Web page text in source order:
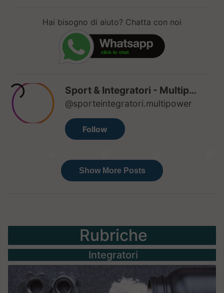
Hai bisogno di aiuto? Chatta con noi
Rubriche
Integratori